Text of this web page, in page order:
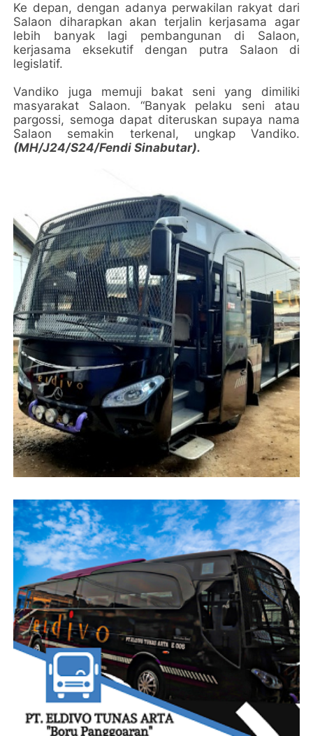
Ke depan, dengan adanya perwakilan rakyat dari
Salaon diharapkan akan terjalin kerjasama agar
lebih banyak lagi pembangunan di Salaon,
kerjasama eksekutif dengan putra Salaon di
legislatif.
Vandiko juga memuji bakat seni yang dimiliki
masyarakat Salaon. “Banyak pelaku seni atau
pargossi, semoga dapat diteruskan supaya nama
Salaon semakin terkenal, ungkap Vandiko.
(MH/J24/S24/Fendi Sinabutar).